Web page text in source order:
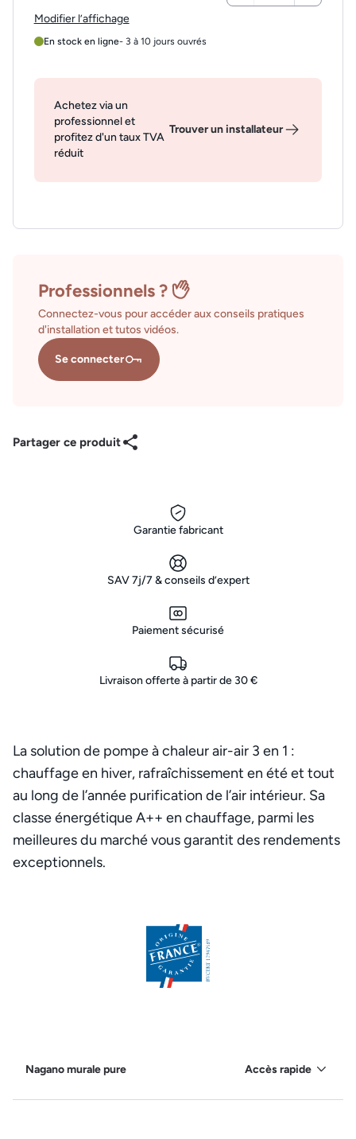
Modifier l’affichage
En stock en ligne- 3 à 10 jours ouvrés
Achetez via un
professionnel et
profitez d'un taux TVA
réduit
Trouver un installateur
Professionnels ?
Connectez-vous pour accéder aux conseils pratiques
d'installation et tutos vidéos.
Se connecter
Partager ce produit
Garantie fabricant
SAV 7j/7 & conseils d’expert
Paiement sécurisé
Livraison offerte à partir de 30 €
La solution de pompe à chaleur air-air 3 en 1 :
chauffage en hiver, rafraîchissement en été et tout
au long de l’année purification de l’air intérieur. Sa
classe énergétique A++ en chauffage, parmi les
meilleures du marché vous garantit des rendements
exceptionnels.
Nagano murale pure Accès rapide